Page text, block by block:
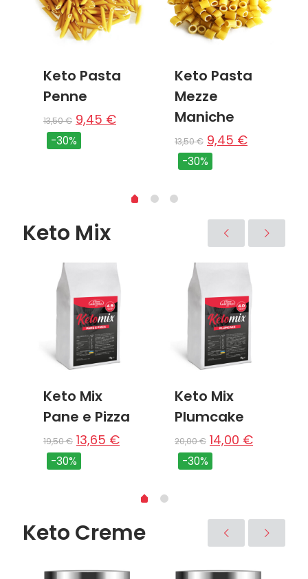
Keto Pasta
Penne
13,50€ 9,45 €
-30%
Keto Pasta
Mezze
Maniche
13,50€ 9,45 €
-30%
Keto Mix
Keto Mix
Pane e Pizza
19,50€ 13,65 €
-30%
Keto Mix
Plumcake
20,00€ 14,00 €
-30%
Keto Creme